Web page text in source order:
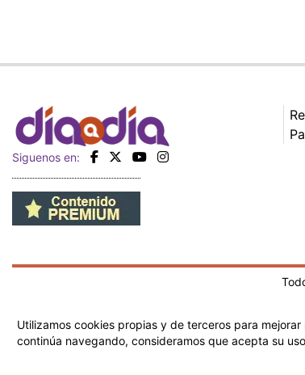
Siguenos en:
Utilizamos cookies propias y de terceros para
continúa navegando, consideramos que acepta su